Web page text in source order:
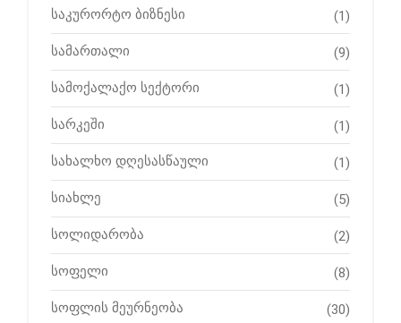
საკურორტო ბიზნესი (1)
სამართალი (9)
სამოქალაქო სექტორი (1)
სარკეში (1)
სახალხო დღესასწაული (1)
სიახლე (5)
სოლიდარობა (2)
სოფელი (8)
სოფლის მეურნეობა (30)